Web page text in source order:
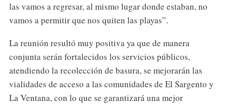
las vamos a regresar, al mismo lugar donde estaban, no
vamos a permitir que nos quiten las playas”.
La reunión resultó muy positiva ya que de manera
conjunta serán fortalecidos los servicios públicos,
atendiendo la recolección de basura, se mejorarán las
vialidades de acceso a las comunidades de El Sargento y
La Ventana, con lo que se garantizará una mejor